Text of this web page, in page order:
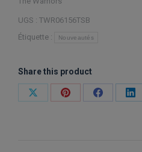
Line
up
UGS : TWR06156TSB
Étiquette :
Nouveautés
Share this product
PartagerPartagerPartager